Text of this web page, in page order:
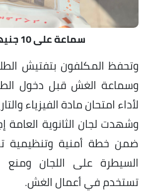
سماعة على 10 جنيهات
وتحفظ المكلفون بتفتيش
وسماعة الغش قبل دخول
لأداء امتحان مادة الفيزياء
وشهدت لجان الثانوية العامة
ضمن خطة أمنية وتنظيمية
السيطرة على اللجان
تستخدم في أعمال الغش.